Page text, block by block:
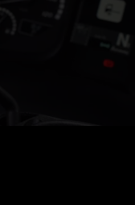
Dank der
nur 2 Stufen beim